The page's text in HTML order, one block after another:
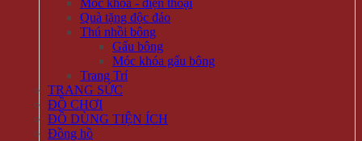
Móc khóa - điện thoại
Quà tặng độc đáo
Thú nhồi bông
Gấu bông
Móc khóa gấu bông
Trang Trí
TRANG SỨC
ĐỒ CHƠI
ĐỒ DÙNG TIỆN ÍCH
Đồng hồ